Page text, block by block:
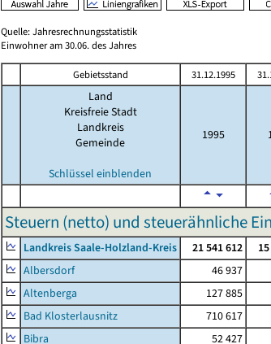
Quelle: Jahresrechnungsstatistik
Einwohner am 30.06. des Jahres
Gebietsstand 31.12.1995
Land
Kreisfreie Stadt
Landkreis
Gemeinde
Schlüssel einblenden
1995
Steuern (netto) und steuerähnliche
Landkreis Saale-Holzland-Kreis 21 541 612
Albersdorf
46 937
Altenberga
127 885
Bad Klosterlausnitz
710 617
Bibra
52 427